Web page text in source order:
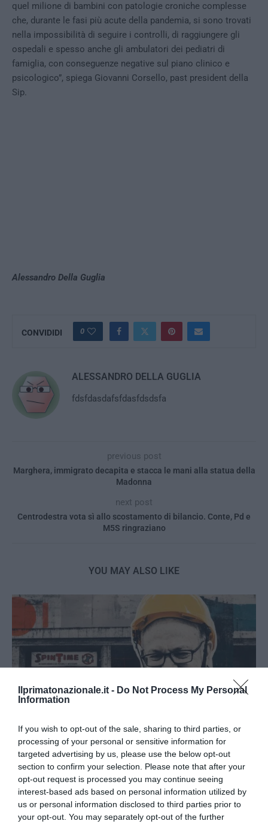
Ilprimatonazionale.it - Do Not Process My Personal
Information
If you wish to opt-out of the sale, sharing to third parties, or
processing of your personal or sensitive information for
targeted advertising by us, please use the below opt-out
section to confirm your selection. Please note that after your
opt-out request is processed you may continue seeing
interest-based ads based on personal information utilized by
us or personal information disclosed to third parties prior to
your opt-out. You may separately opt-out of the further
quel milione di bambini con patologie croniche complesse
che, durante le fasi più acute della pandemia, si sono trovati
nella impossibilità di seguire i controlli, di raggiungere gli
ospedali e spesso anche gli ambulatori dei pediatri di
famiglia, con conseguenze negative sul piano clinico e
psicologico”, spiega Giovanni Corsello, past president della
Sip.
Alessandro Della Guglia
CONVIDIDI 0
ALESSANDRO DELLA GUGLIA
fdsfdasdafsfdasfdsdsfa
previous post
Marghera, immigrato decapita e stacca le mani alla statua della
Madonna
next post
Centrodestra vota sì allo scostamento di bilancio. Conte, Pd e
M5S ringraziano
YOU MAY ALSO LIKE
Spin Time, l’antifascismo commensale della Roma
«open to the future»
7 Agosto 2026